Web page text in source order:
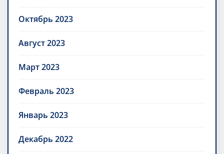
Октябрь 2023
Август 2023
Март 2023
Февраль 2023
Январь 2023
Декабрь 2022